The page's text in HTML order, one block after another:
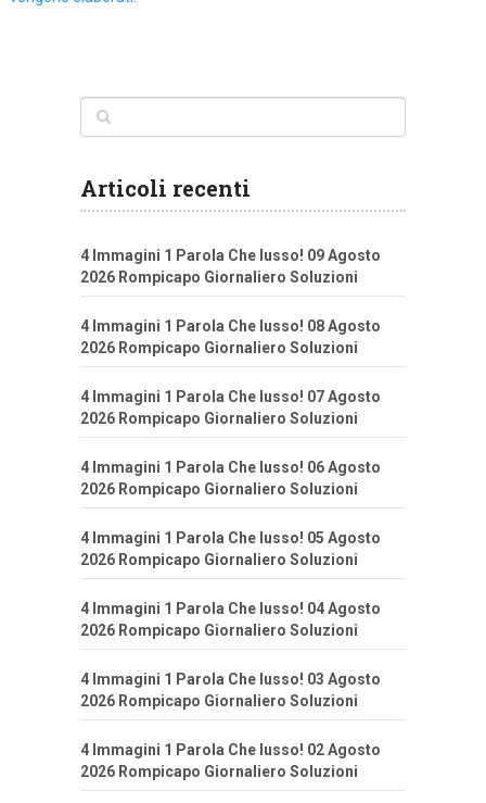
Articoli recenti
4 Immagini 1 Parola Che lusso! 09 Agosto
2026 Rompicapo Giornaliero Soluzioni
4 Immagini 1 Parola Che lusso! 08 Agosto
2026 Rompicapo Giornaliero Soluzioni
4 Immagini 1 Parola Che lusso! 07 Agosto
2026 Rompicapo Giornaliero Soluzioni
4 Immagini 1 Parola Che lusso! 06 Agosto
2026 Rompicapo Giornaliero Soluzioni
4 Immagini 1 Parola Che lusso! 05 Agosto
2026 Rompicapo Giornaliero Soluzioni
4 Immagini 1 Parola Che lusso! 04 Agosto
2026 Rompicapo Giornaliero Soluzioni
4 Immagini 1 Parola Che lusso! 03 Agosto
2026 Rompicapo Giornaliero Soluzioni
4 Immagini 1 Parola Che lusso! 02 Agosto
2026 Rompicapo Giornaliero Soluzioni